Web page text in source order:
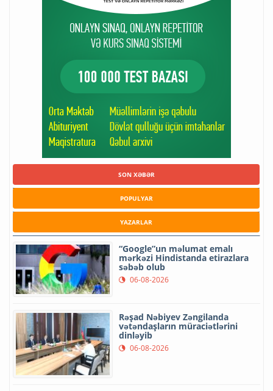
SON XƏBƏR
POPULYAR
YAZARLAR
“Google”un məlumat emalı
mərkəzi Hindistanda etirazlara
səbəb olub
06-08-2026
Rəşad Nəbiyev Zəngilanda
vətəndaşların müraciətlərini
dinləyib
06-08-2026